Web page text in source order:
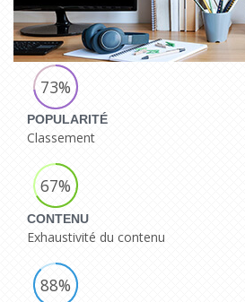
73%
POPULARITÉ
Classement
67%
CONTENU
Exhaustivité du contenu
88%